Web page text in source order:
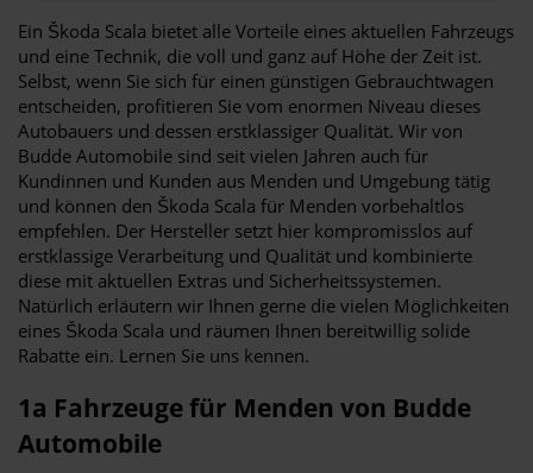
Ein Škoda Scala bietet alle Vorteile eines aktuellen Fahrzeugs
und eine Technik, die voll und ganz auf Höhe der Zeit ist.
Selbst, wenn Sie sich für einen günstigen Gebrauchtwagen
entscheiden, profitieren Sie vom enormen Niveau dieses
Autobauers und dessen erstklassiger Qualität. Wir von
Budde Automobile sind seit vielen Jahren auch für
Kundinnen und Kunden aus Menden und Umgebung tätig
und können den Škoda Scala für Menden vorbehaltlos
empfehlen. Der Hersteller setzt hier kompromisslos auf
erstklassige Verarbeitung und Qualität und kombinierte
diese mit aktuellen Extras und Sicherheitssystemen.
Natürlich erläutern wir Ihnen gerne die vielen Möglichkeiten
eines Škoda Scala und räumen Ihnen bereitwillig solide
Rabatte ein. Lernen Sie uns kennen.
1a Fahrzeuge für Menden von Budde
Automobile